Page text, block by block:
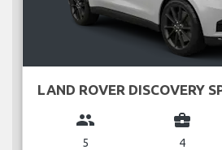
LAND ROVER DISCOVERY
group
5
business_center
4